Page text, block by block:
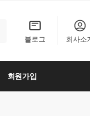
블로그
회사소
회원가입